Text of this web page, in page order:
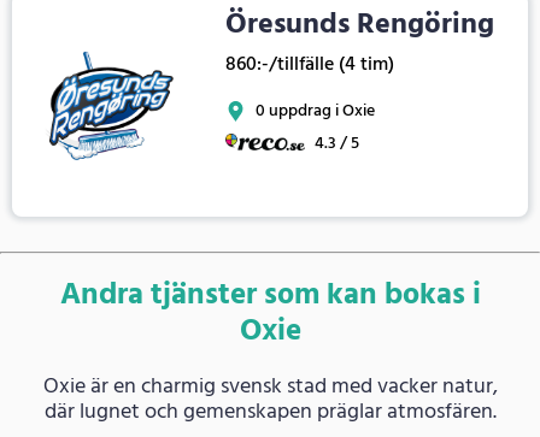
Öresunds Rengöring
860:-/tillfälle (4 tim)
0 uppdrag i Oxie
4.3 / 5
Andra tjänster som kan bokas i
Oxie
Oxie är en charmig svensk stad med vacker natur,
där lugnet och gemenskapen präglar atmosfären.